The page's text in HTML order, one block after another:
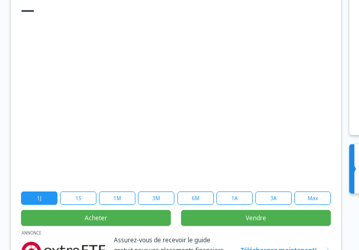
—
1J 1S 1M 3M 6M 1A 3A Max
Acheter Vendre
ANNONCE
Assurez-vous de recevoir le guide